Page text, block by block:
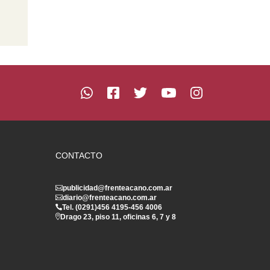
CONTACTO
publicidad@frenteacano.com.ar
diario@frenteacano.com.ar
Tel. (0291)456 4195-456 4006
Drago 23, piso 11, oficinas 6, 7 y 8